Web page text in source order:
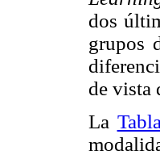
dos
grupos
de vista
La